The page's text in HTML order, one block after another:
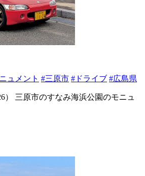
ュメント #三原市 #ドライブ #広島県
） 三原市のすなみ海浜公園のモニュ